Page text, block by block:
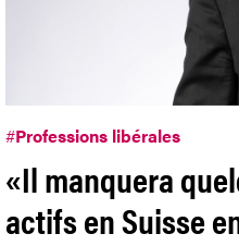
#Professions libérales
«Il manquera
actifs en Suisse